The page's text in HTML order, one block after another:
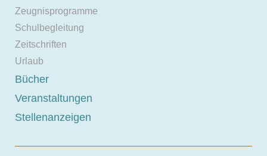
Zeugnisprogramme
Schulbegleitung
Zeitschriften
Urlaub
Bücher
Veranstaltungen
Stellenanzeigen